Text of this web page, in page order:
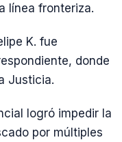
línea fronteriza.
K. fue
donde
Justicia.
logró impedir la
por múltiples